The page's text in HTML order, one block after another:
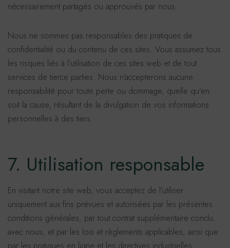
nécessairement partagés ou approuvés par nous.
Nous ne sommes pas responsables des pratiques de
confidentialité ou du contenu de ces sites. Vous assumez tous
les risques liés à l’utilisation de ces sites web et de tout
services de tierce parties. Nous n’accepterons aucune
responsabilité pour toute perte ou dommage, quelle qu’en
soit la cause, résultant de la divulgation de vos informations
personnelles à des tiers.
7. Utilisation responsable
En visitant notre site web, vous acceptez de l’utiliser
uniquement aux fins prévues et autorisées par les présentes
conditions générales, par tout contrat supplémentaire conclu
avec nous, et par les lois et règlements applicables, ainsi que